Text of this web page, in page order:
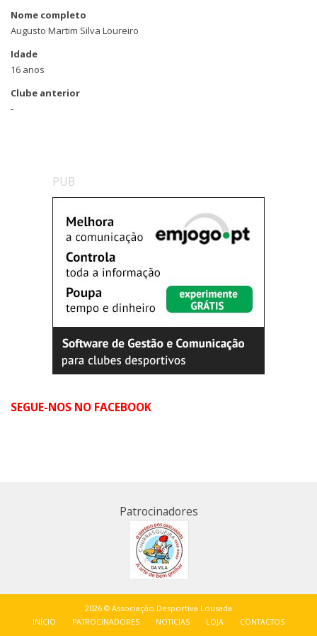
Nome completo
Augusto Martim Silva Loureiro
Idade
16 anos
Clube anterior
-
PUB
SEGUE-NOS NO FACEBOOK
Patrocinadores
2026 © Associação Desportiva Lousada
INÍCIO PATROCINADORES NOTICIAS LOJA CONTACTOS